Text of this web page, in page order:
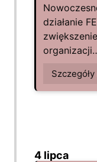
działanie
4 lipca